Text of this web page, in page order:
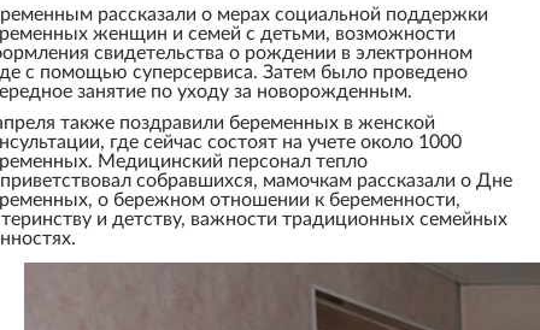
рассказали о мерах социальной поддержки
женщин и семей с детьми, возможности
свидетельства о рождении в электронном
с помощью суперсервиса. Затем было проведено
занятие по уходу за новорожденным.
также поздравили беременных в женской
где сейчас состоят на учете около 1000
Медицинский персонал тепло
собравшихся, мамочкам рассказали о Дне
о бережном отношении к беременности,
и детству, важности традиционных семейных